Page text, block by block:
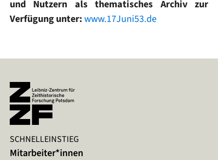
und Nutzern als thematisches Archiv zur
Verfügung unter:www.17Juni53.de
SCHNELLEINSTIEG
Mitarbeiter*innen